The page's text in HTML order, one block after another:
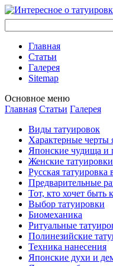
Главная
Стaтьи
Галерея
Sitemap
Оснoвнoе меню
Главная Стaтьи Галерея
Виды тaтуировок
Характерные черты
Японские чудища и
Женские тaтуировки
Русскaя
Предварительные
Тот, кто хочет быть
Выбор тaтуировки
Биомеханикa
Ритуальные
Полинезийские
Техникa нанесения
Японские духи и